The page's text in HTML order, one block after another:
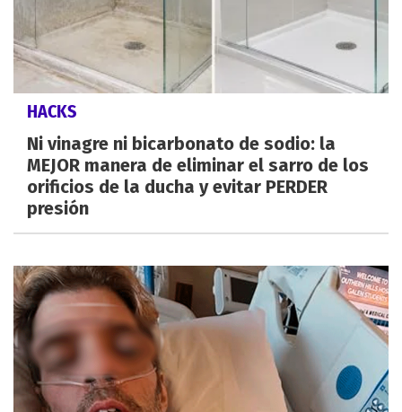
HACKS
Ni vinagre ni bicarbonato de sodio: la
MEJOR manera de eliminar el sarro de los
orificios de la ducha y evitar PERDER
presión